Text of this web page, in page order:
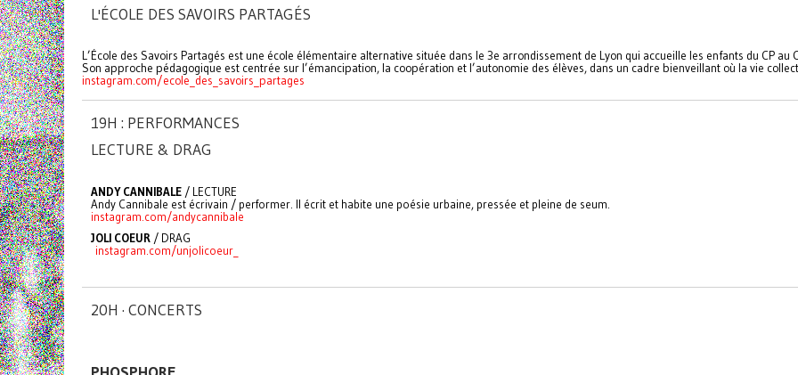
L'ÉCOLE DES SAVOIRS PARTAGÉS
L’École des Savoirs Partagés est une école élémentaire alternative située dans le 3e arrondissement de Lyon qui accueille les enfants du CP au
Son approche pédagogique est centrée sur l’émancipation, la coopération et l’autonomie des élèves, dans un cadre bienveillant où la vie
instagram.com/ecole_des_savoirs_partages
19H : PERFORMANCES
LECTURE & DRAG
ANDY CANNIBALE / LECTURE
Andy Cannibale est écrivain / performer. Il écrit et habite une poésie urbaine, pressée et pleine de seum.
instagram.com/andycannibale
JOLI COEUR / DRAG
instagram.com/unjolicoeur_
20H · CONCERTS